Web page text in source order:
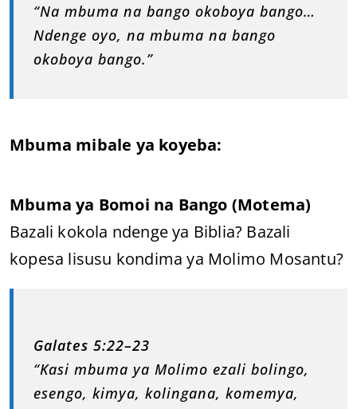
“Na mbuma na bango okoboya bango…
Ndenge oyo, na mbuma na bango
okoboya bango.”
Mbuma mibale ya koyeba:
Mbuma ya Bomoi na Bango (Motema)
Bazali kokola ndenge ya Biblia? Bazali
kopesa lisusu kondima ya Molimo Mosantu?
Galates 5:22–23
“Kasi mbuma ya Molimo ezali bolingo,
esengo, kimya, kolingana, komemya,